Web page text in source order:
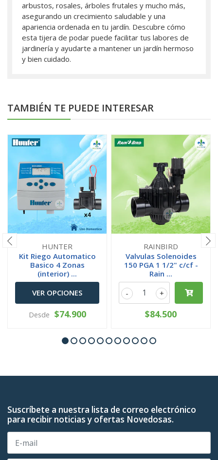
arbustos, rosales, árboles frutales y mucho más,
asegurando un crecimiento saludable y una
apariencia ordenada en tu jardín. Descubre cómo
esta tijera de podar puede facilitar tus labores de
jardinería y ayudarte a mantener un jardín hermoso
y bien cuidado.
TAMBIÉN TE PUEDE INTERESAR
HUNTER
Kit Riego Automatico
Basico 4 Zonas
(interior) ...
VER OPCIONES
Desde $74.900
RAINBIRD
Valvulas Solenoides
150 PGA 1 1/2" c/cf -
Rain ...
+
-
$84.500
Suscríbete a nuestra lista de correo electrónico
para recibir noticias y ofertas Novedosas.